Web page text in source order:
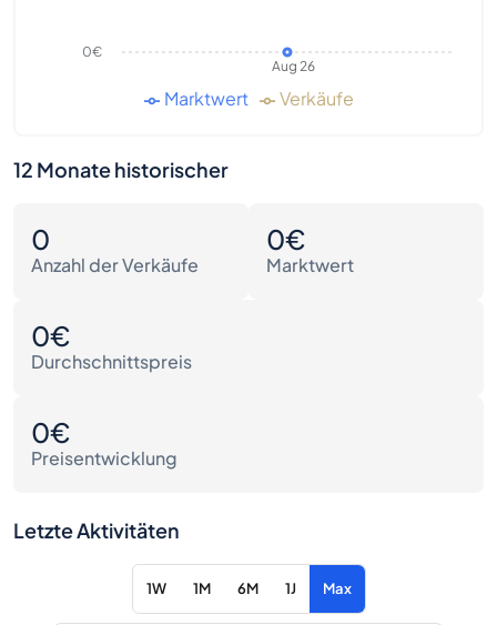
Aug 26
0€
Marktwert Verkäufe
12 Monate historischer
0
Anzahl der Verkäufe
0€
Marktwert
0€
Durchschnittspreis
0€
Preisentwicklung
Letzte Aktivitäten
1W 1M 6M 1J Max